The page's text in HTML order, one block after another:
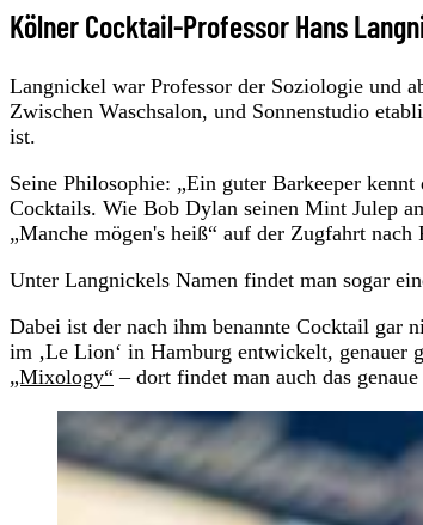
Kölner Cocktail-Professor Hans
Langnickel war Professor der Soziologie und
Zwischen Waschsalon, und Sonnenstudio
ist.
Seine Philosophie: „Ein guter Barkeeper
Cocktails. Wie Bob Dylan seinen Mint Julep
„Manche mögen's heiß“ auf der Zugfahrt
Unter Langnickels Namen findet man sogar
Dabei ist der nach ihm benannte Cocktail gar
im ‚Le Lion‘ in Hamburg entwickelt, genauer
„Mixology“ – dort findet man auch das genaue